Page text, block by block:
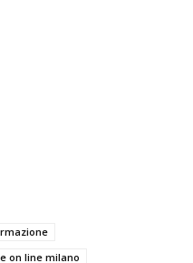
on line milano